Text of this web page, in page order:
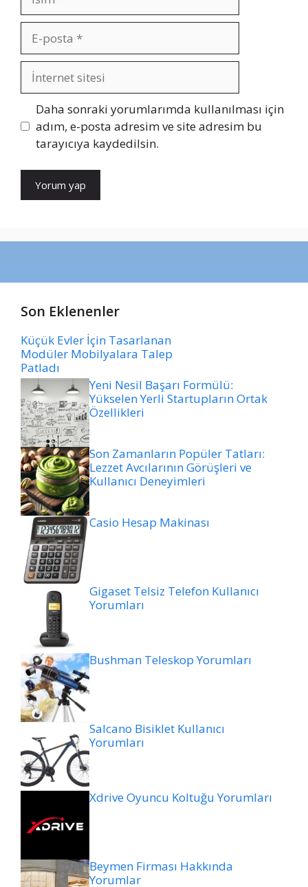
posta
İnternet
sitesi
Daha sonraki yorumlarımda kullanılması için
adım, e-posta adresim ve site adresim bu
tarayıcıya kaydedilsin.
Son Eklenenler
Küçük Evler İçin Tasarlanan
Modüler Mobilyalara Talep
Patladı
Yeni Nesil Başarı Formülü:
Yükselen Yerli Startupların Ortak
Özellikleri
Son Zamanların Popüler Tatları:
Lezzet Avcılarının Görüşleri ve
Kullanıcı Deneyimleri
Casio Hesap Makinası
Gigaset Telsiz Telefon Kullanıcı
Yorumları
Bushman Teleskop Yorumları
Salcano Bisiklet Kullanıcı
Yorumları
Xdrive Oyuncu Koltuğu Yorumları
Beymen Firması Hakkında
Yorumlar